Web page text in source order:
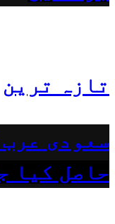
تازہ ترین
سعودی
حاصل کیا